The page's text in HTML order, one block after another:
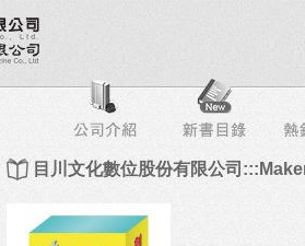
書店專區 目錄下載 會員服務
目川文化數位股份有限公司